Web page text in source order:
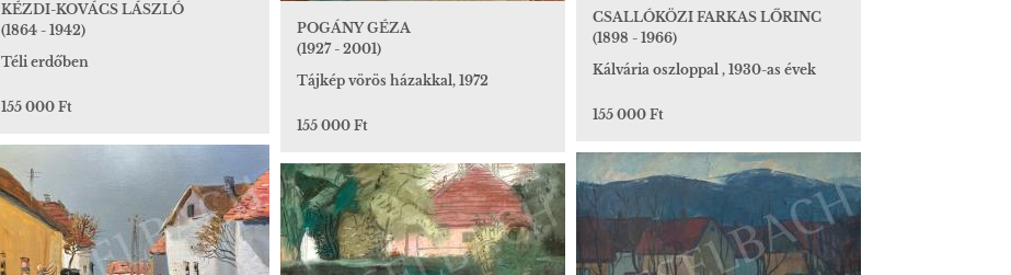
KÉZDI-KOVÁCS LÁSZLÓ
(1864 - 1942)
Téli erdőben
155 000 Ft
POGÁNY GÉZA
(1927 - 2001)
Tájkép vörös házakkal, 1972
155 000 Ft
CSALLÓKÖZI FARKAS LŐRINC
(1898 - 1966)
Kálvária oszloppal , 1930-as évek
155 000 Ft